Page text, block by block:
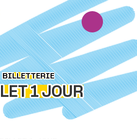
BILLETTERIE
1 JOUR
cookies